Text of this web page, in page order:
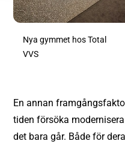
Nya gymmet hos Total
VVS
En annan
tiden försöka
det bara går. Både för